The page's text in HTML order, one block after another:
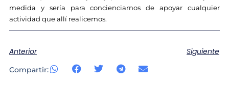
medida y sería para concienciarnos de apoyar cualquier
actividad que allí realicemos.
Anterior Siguiente
Compartir: